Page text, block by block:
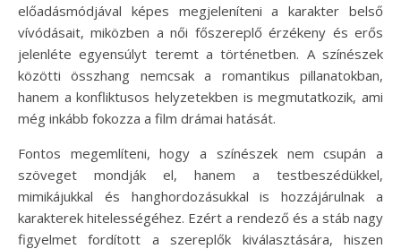
előadásmódjával képes megjeleníteni a karakter belső
vívódásait, miközben a női főszereplő érzékeny és erős
jelenléte egyensúlyt teremt a történetben. A színészek
közötti összhang nemcsak a romantikus pillanatokban,
hanem a konfliktusos helyzetekben is megmutatkozik, ami
még inkább fokozza a film drámai hatását.
Fontos megemlíteni, hogy a színészek nem csupán a
szöveget mondják el, hanem a testbeszédükkel,
mimikájukkal és hanghordozásukkal is hozzájárulnak a
karakterek hitelességéhez. Ezért a rendező és a stáb nagy
figyelmet fordított a szereplők kiválasztására, hiszen